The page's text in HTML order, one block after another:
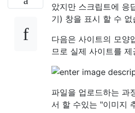
았지만 스크립트에 응
기) 창을 표시 할 수 없
다음은 사이트의 모양
므로 실제 사이트를
파일을 업로드하는
서 할 수있는 "이미지